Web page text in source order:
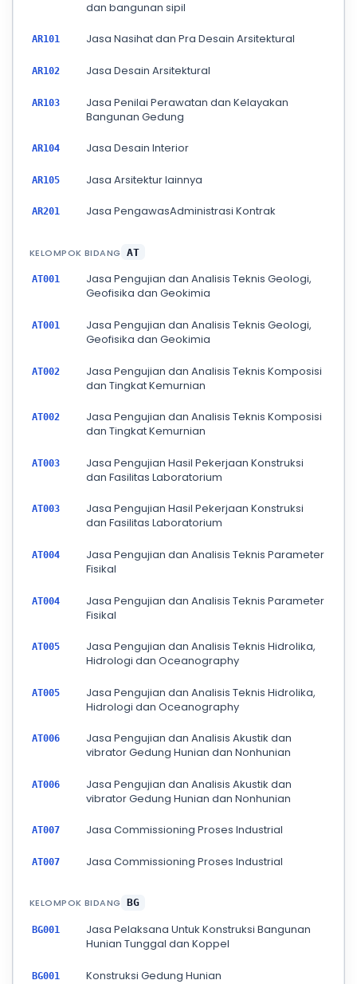
dan bangunan sipil
AR101 Jasa Nasihat dan Pra Desain Arsitektural
AR102 Jasa Desain Arsitektural
AR103
Jasa Penilai Perawatan dan Kelayakan
Bangunan Gedung
AR104 Jasa Desain Interior
AR105 Jasa Arsitektur lainnya
AR201 Jasa PengawasAdministrasi Kontrak
KELOMPOK BIDANG AT
AT001
Jasa Pengujian dan Analisis Teknis Geologi,
Geofisika dan Geokimia
AT001
Jasa Pengujian dan Analisis Teknis Geologi,
Geofisika dan Geokimia
AT002
Jasa Pengujian dan Analisis Teknis Komposisi
dan Tingkat Kemurnian
AT002
Jasa Pengujian dan Analisis Teknis Komposisi
dan Tingkat Kemurnian
AT003
Jasa Pengujian Hasil Pekerjaan Konstruksi
dan Fasilitas Laboratorium
AT003
Jasa Pengujian Hasil Pekerjaan Konstruksi
dan Fasilitas Laboratorium
AT004
Jasa Pengujian dan Analisis Teknis Parameter
Fisikal
AT004
Jasa Pengujian dan Analisis Teknis Parameter
Fisikal
AT005
Jasa Pengujian dan Analisis Teknis Hidrolika,
Hidrologi dan Oceanography
AT005
Jasa Pengujian dan Analisis Teknis Hidrolika,
Hidrologi dan Oceanography
AT006
Jasa Pengujian dan Analisis Akustik dan
vibrator Gedung Hunian dan Nonhunian
AT006
Jasa Pengujian dan Analisis Akustik dan
vibrator Gedung Hunian dan Nonhunian
AT007 Jasa Commissioning Proses Industrial
AT007 Jasa Commissioning Proses Industrial
KELOMPOK BIDANG BG
BG001
Jasa Pelaksana Untuk Konstruksi Bangunan
Hunian Tunggal dan Koppel
BG001 Konstruksi Gedung Hunian